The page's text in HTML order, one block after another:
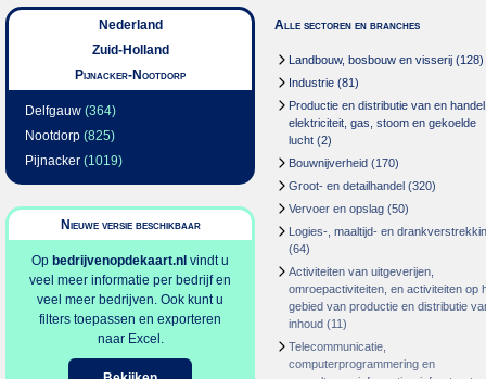
Nederland
Zuid-Holland
Pijnacker-Nootdorp
Delfgauw (364)
Nootdorp (825)
Pijnacker (1019)
Nieuwe versie beschikbaar
Op bedrijvenopdekaart.nl vindt u
veel meer informatie per bedrijf en
veel meer bedrijven. Ook kunt u
filters toepassen en exporteren
naar Excel.
Alle sectoren en branches
Landbouw, bosbouw en visserij (128)
Industrie (81)
Productie en distributie van en
elektriciteit, gas, stoom en gekoelde
lucht (2)
Bouwnijverheid (170)
Groot- en detailhandel (320)
Vervoer en opslag (50)
Logies-, maaltijd- en
(64)
Activiteiten van uitgeverijen,
omroepactiviteiten, en activiteiten op
gebied van productie en distributie
inhoud (11)
Telecommunicatie,
computerprogrammering en